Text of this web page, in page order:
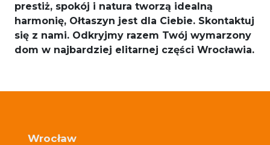
prestiż, spokój i natura tworzą idealną
harmonię, Ołtaszyn jest dla Ciebie. Skontaktuj
się z nami. Odkryjmy razem Twój wymarzony
dom w najbardziej elitarnej części Wrocławia.
Wrocław